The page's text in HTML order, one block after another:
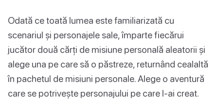
Odată ce toată lumea este familiarizată cu
scenariul și personajele sale, împarte fiecărui
jucător două cărți de misiune personală aleatorii și
alege una pe care să o păstreze, returnând cealaltă
în pachetul de misiuni personale. Alege o aventură
care se potrivește personajului pe care l-ai creat.